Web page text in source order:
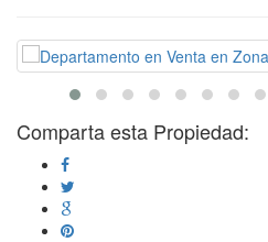
Comparta esta Propiedad: